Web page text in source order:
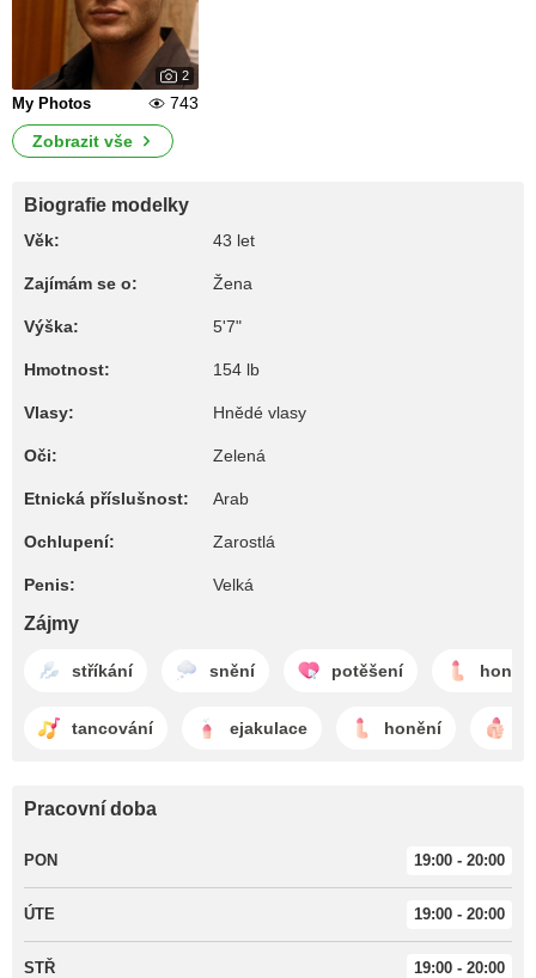
2
My Photos
743
Zobrazit vše
Biografie modelky
Věk: 43 let
Zajímám se o: Žena
Výška: 5'7"
Hmotnost: 154 lb
Vlasy: Hnědé vlasy
Oči: Zelená
Etnická příslušnost: Arab
Ochlupení: Zarostlá
Penis: Velká
Zájmy
stříkání snění potěšení honění
tancování ejakulace honění
Pracovní doba
PON 19:00 - 20:00
ÚTE 19:00 - 20:00
STŘ 19:00 - 20:00